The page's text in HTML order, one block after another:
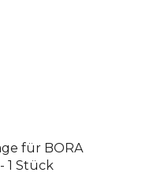
für BORA
1 Stück